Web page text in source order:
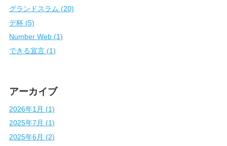
グランドスラム (20)
デ杯 (5)
Number Web (1)
できる宣言 (1)
アーカイブ
2026年1月 (1)
2025年7月 (1)
2025年6月 (2)